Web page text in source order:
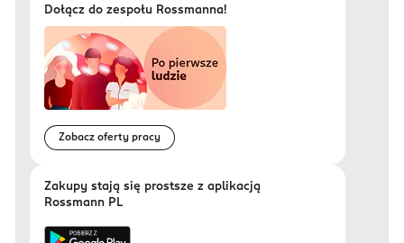
Dołącz do zespołu Rossmanna!
Zobacz oferty pracy
Zakupy stają się prostsze z aplikacją
Rossmann PL